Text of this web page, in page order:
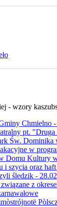
- wzory
Chmielno -
pt.
Św. Dominika
w
Domu Kultury
i szycia oraz
śledzik - 28.02
z